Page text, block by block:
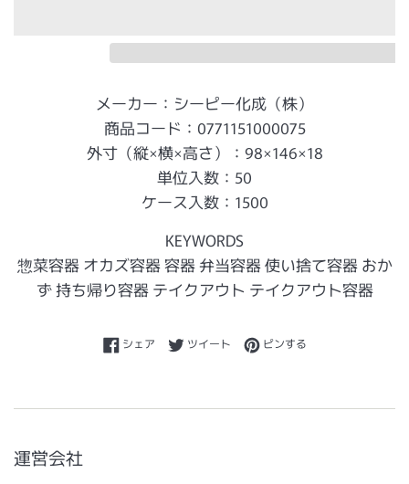
メーカー：シーピー化成（株）
商品コード：0771151000075
外寸（縦×横×高さ）：98×146×18
単位入数：50
ケース入数：1500
KEYWORDS
惣菜容器 オカズ容器 容器 弁当容器 使い捨て容器 おか
ず 持ち帰り容器 テイクアウト テイクアウト容器
シェアFacebookでシェアする
ツイートTwitterに投稿する
ピンするPinterestでピンする
運営会社